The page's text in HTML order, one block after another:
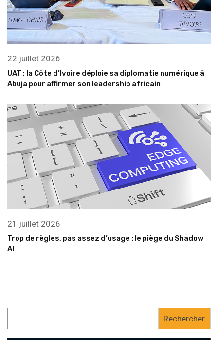
22 juillet 2026
UAT : la Côte d’Ivoire déploie sa diplomatie numérique à
Abuja pour affirmer son leadership africain
21 juillet 2026
Trop de règles, pas assez d’usage : le piège du Shadow
AI
Rechercher